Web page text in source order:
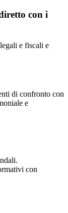
con i
e fiscali e
di confronto con
e
con